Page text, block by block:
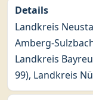
Details
Landkreis
Amberg-
Landkreis
99), Landkreis